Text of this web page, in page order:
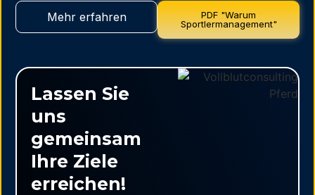
Mehr erfahren
PDF "Warum
Sportlermanagement"
Lassen Sie
uns
gemeinsam
Ihre Ziele
erreichen!